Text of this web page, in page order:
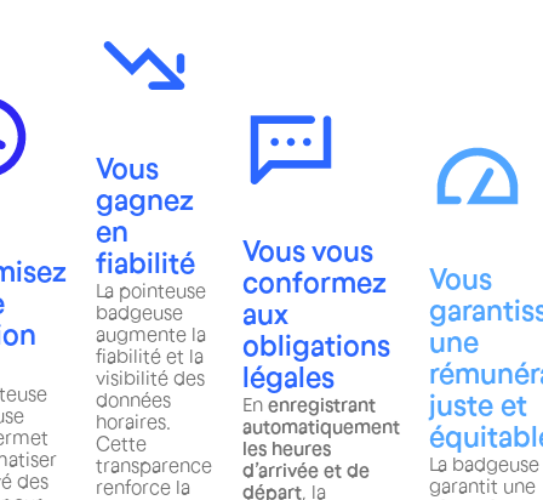
des
Vous
gagnez
en
fiabilité
La pointeuse
badgeuse
augmente la
fiabilité et la
visibilité des
données
horaires.
Cette
transparence
renforce la
Vous vous
conformez
aux
obligations
légales
En enregistrant
automatiquement
les heures
d’arrivée et de
départ , la
Vous
une
juste et
La badgeuse
garantit une